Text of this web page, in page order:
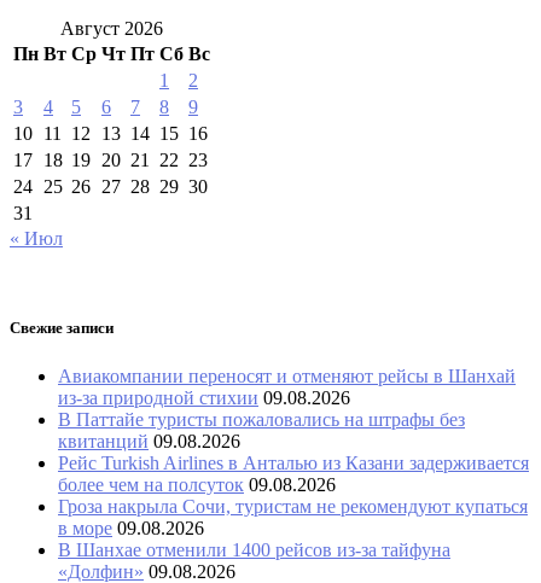
Август 2026
Пн Вт Ср Чт Пт Сб Вс
1
2
3
4 5 6 7 8
9
10 11 12 13 14 15 16
17 18 19 20 21 22 23
24 25 26 27 28 29 30
31
« Июл
Свежие записи
Авиакомпании переносят и отменяют рейсы в Шанхай
из-за природной стихии 09.08.2026
В Паттайе туристы пожаловались на штрафы без
квитанций 09.08.2026
Рейс Turkish Airlines в Анталью из Казани задерживается
более чем на полсуток 09.08.2026
Гроза накрыла Сочи, туристам не рекомендуют купаться
в море 09.08.2026
В Шанхае отменили 1400 рейсов из-за тайфуна
«Долфин» 09.08.2026